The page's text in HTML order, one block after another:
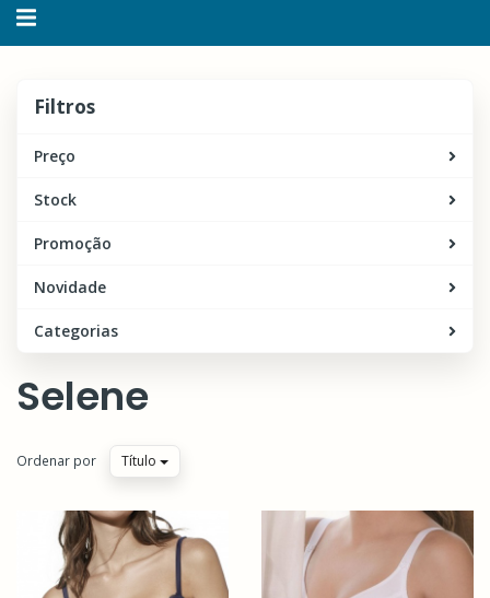
Alternar
Filtros
Preço
Stock
Promoção
Novidade
Categorias
Selene
Ordenar por Título